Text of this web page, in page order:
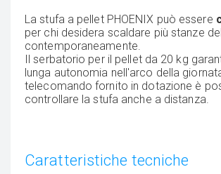
La stufa a pellet PHOENIX può essere
per chi desidera scaldare più stanze
contemporaneamente.
Il serbatorio per il pellet da 20 kg
lunga autonomia nell'arco della
telecomando fornito in dotazione è
controllare la stufa anche a distanza.
Caratteristiche tecniche